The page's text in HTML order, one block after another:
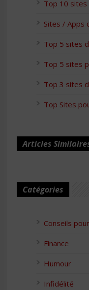
Top 10 sites
Sites / Apps
Top 5 sites
Top 5 sites
Top 3 sites
Top Sites
Articles
Catégories
Conseils
Finance
Humour
Infidélité